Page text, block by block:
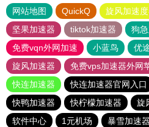
网站地图 QuickQ 旋风加速
坚果加速器
tiktok加速器
狗
免费vqn外网加速
小蓝鸟 优
旋风加速器
免费vps加速器外网
快连加速器
快连加速器官网入口
快鸭加速器
快柠檬加速器 旋
软件中心
1元机场 暴雪加速器